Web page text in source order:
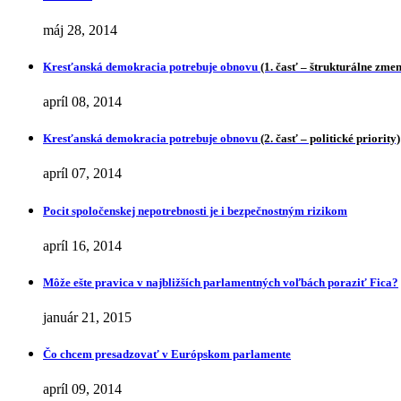
máj 28, 2014
Kresťanská demokracia potrebuje obnovu (1. časť – štrukturálne
apríl 08, 2014
Kresťanská demokracia potrebuje obnovu (2. časť – politické priority)
apríl 07, 2014
Pocit spoločenskej nepotrebnosti je i bezpečnostným rizikom
apríl 16, 2014
Môže ešte pravica v najbližších parlamentných voľbách poraziť Fica?
január 21, 2015
Čo chcem presadzovať v Európskom parlamente
apríl 09, 2014